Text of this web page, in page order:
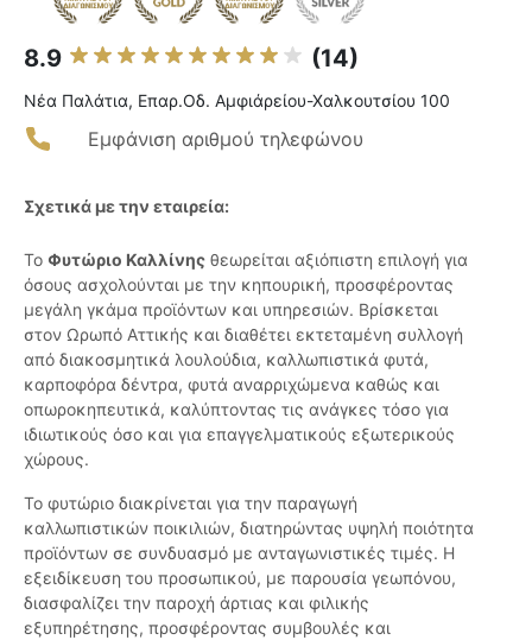
8.9 (14)
Νέα Παλάτια, Επαρ.Οδ. Αμφιάρείου-Χαλκουτσίου 100
Εμφάνιση αριθμού τηλεφώνου
Σχετικά με την εταιρεία:
Το Φυτώριο Καλλίνης θεωρείται αξιόπιστη επιλογή για
όσους ασχολούνται με την κηπουρική, προσφέροντας
μεγάλη γκάμα προϊόντων και υπηρεσιών. Βρίσκεται
στον Ωρωπό Αττικής και διαθέτει εκτεταμένη συλλογή
από διακοσμητικά λουλούδια, καλλωπιστικά φυτά,
καρποφόρα δέντρα, φυτά αναρριχώμενα καθώς και
οπωροκηπευτικά, καλύπτοντας τις ανάγκες τόσο για
ιδιωτικούς όσο και για επαγγελματικούς εξωτερικούς
χώρους.
Το φυτώριο διακρίνεται για την παραγωγή
καλλωπιστικών ποικιλιών, διατηρώντας υψηλή ποιότητα
προϊόντων σε συνδυασμό με ανταγωνιστικές τιμές. Η
εξειδίκευση του προσωπικού, με παρουσία γεωπόνου,
διασφαλίζει την παροχή άρτιας και φιλικής
εξυπηρέτησης, προσφέροντας συμβουλές και